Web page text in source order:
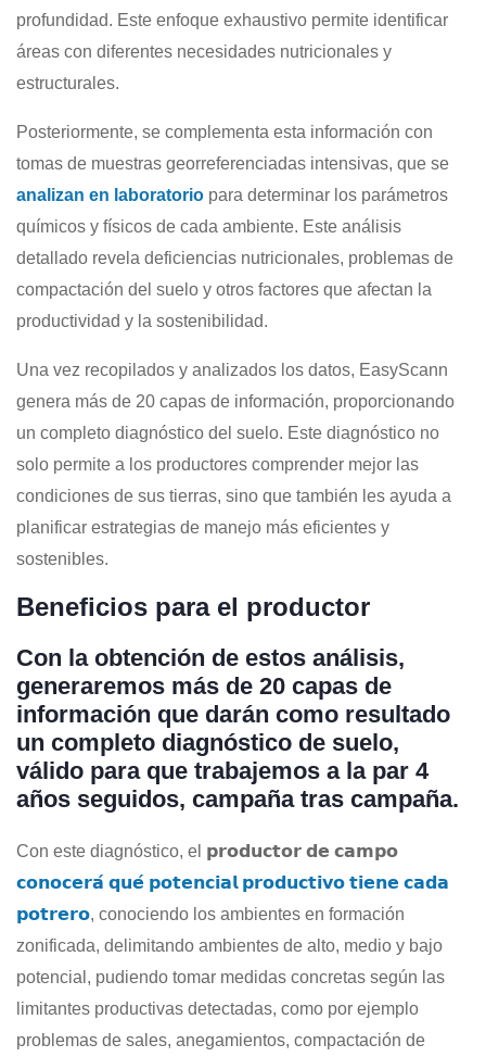
profundidad. Este enfoque exhaustivo permite identificar
áreas con diferentes necesidades nutricionales y
estructurales.
Posteriormente, se complementa esta información con
tomas de muestras georreferenciadas intensivas, que se
analizan en laboratorio para determinar los parámetros
químicos y físicos de cada ambiente. Este análisis
detallado revela deficiencias nutricionales, problemas de
compactación del suelo y otros factores que afectan la
productividad y la sostenibilidad.
Una vez recopilados y analizados los datos, EasyScann
genera más de 20 capas de información, proporcionando
un completo diagnóstico del suelo. Este diagnóstico no
solo permite a los productores comprender mejor las
condiciones de sus tierras, sino que también les ayuda a
planificar estrategias de manejo más eficientes y
sostenibles.
Beneficios para el productor
Con la obtención de estos análisis,
generaremos más de 20 capas de
información que darán como resultado
un completo diagnóstico de suelo,
válido para que trabajemos a la par 4
años seguidos, campaña tras campaña.
Con este diagnóstico, el 𝗽𝗿𝗼𝗱𝘂𝗰𝘁𝗼𝗿 𝗱𝗲 𝗰𝗮𝗺𝗽𝗼
𝗰𝗼𝗻𝗼𝗰𝗲𝗿𝗮́ 𝗾𝘂𝗲́ 𝗽𝗼𝘁𝗲𝗻𝗰𝗶𝗮𝗹 𝗽𝗿𝗼𝗱𝘂𝗰𝘁𝗶𝘃𝗼 𝘁𝗶𝗲𝗻𝗲 𝗰𝗮𝗱𝗮
𝗽𝗼𝘁𝗿𝗲𝗿𝗼, conociendo los ambientes en formación
zonificada, delimitando ambientes de alto, medio y bajo
potencial, pudiendo tomar medidas concretas según las
limitantes productivas detectadas, como por ejemplo
problemas de sales, anegamientos, compactación de